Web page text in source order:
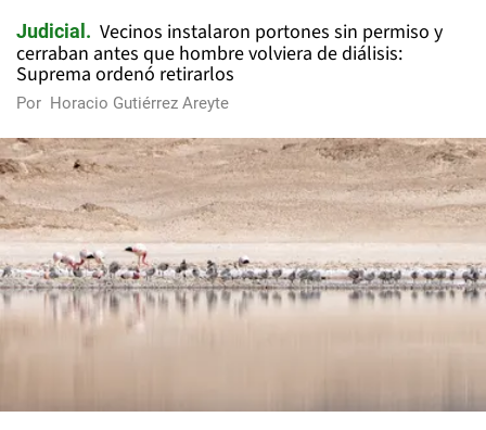
Judicial
Vecinos instalaron portones sin permiso y
cerraban antes que hombre volviera de diálisis:
Suprema ordenó retirarlos
Por Horacio Gutiérrez Areyte